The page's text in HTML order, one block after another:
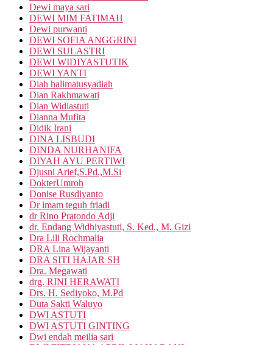
Dewi maya sari
DEWI MIM FATIMAH
Dewi purwanti
DEWI SOFIA ANGGRINI
DEWI SULASTRI
DEWI WIDIYASTUTIK
DEWI YANTI
Diah halimatusyadiah
Dian Rakhmawati
Dian Widiastuti
Dianna Mufita
Didik Irani
DINA LISBUDI
DINDA NURHANIFA
DIYAH AYU PERTIWI
Djusni Arief,S.Pd.,M.Si
DokterUmroh
Donise Rusdiyanto
Dr imam teguh friadi
dr Rino Pratondo Adji
dr. Endang Widhiyastuti, S. Ked., M. Gizi
Dra Lili Rochmalia
DRA Lina Wijayanti
DRA SITI HAJAR SH
Dra. Megawati
drg. RINI HERAWATI
Drs. H. Sediyoko, M.Pd
Duta Sakti Waluyo
DWI ASTUTI
DWI ASTUTI GINTING
Dwi endah meilia sari